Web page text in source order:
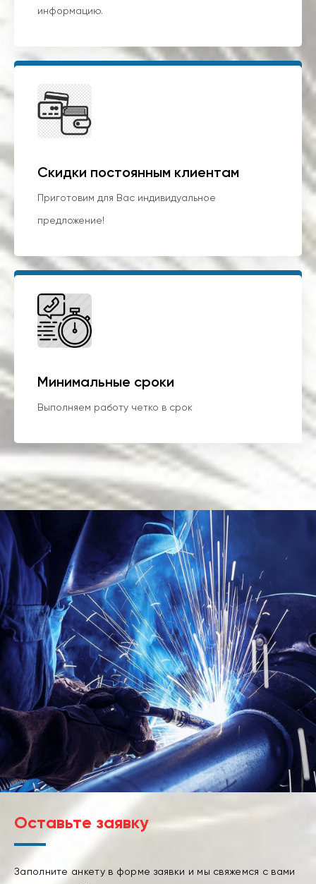
информацию.
Скидки постоянным клиентам
Приготовим для Вас индивидуальное
предложение!
Минимальные сроки
Выполняем работу четко в срок
Оставьте заявку
Заполните анкету в форме заявки и мы свяжемся с вами